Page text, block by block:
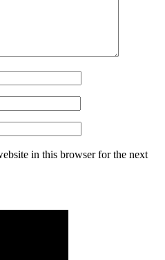
in this browser for the next